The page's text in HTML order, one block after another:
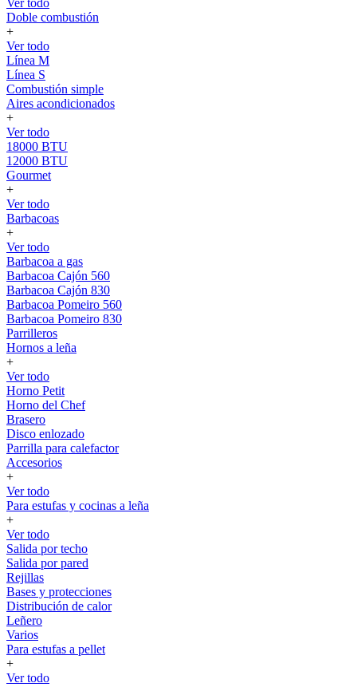
Ver todo
Doble combustión
+
Ver todo
Línea M
Línea S
Combustión simple
Aires acondicionados
+
Ver todo
18000 BTU
12000 BTU
Gourmet
+
Ver todo
Barbacoas
+
Ver todo
Barbacoa a gas
Barbacoa Cajón 560
Barbacoa Cajón 830
Barbacoa Pomeiro 560
Barbacoa Pomeiro 830
Parrilleros
Hornos a leña
+
Ver todo
Horno Petit
Horno del Chef
Brasero
Disco enlozado
Parrilla para calefactor
Accesorios
+
Ver todo
Para estufas y cocinas a leña
+
Ver todo
Salida por techo
Salida por pared
Rejillas
Bases y protecciones
Distribución de calor
Leñero
Varios
Para estufas a pellet
+
Ver todo